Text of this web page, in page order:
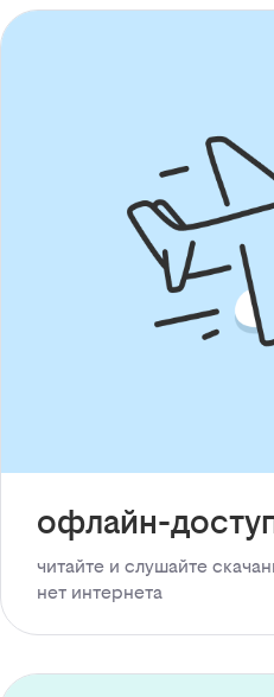
офлайн-
читайте и слушайте
нет интернета